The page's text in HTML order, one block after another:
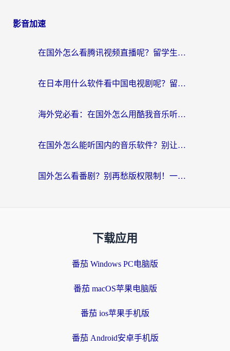
影音加速
在国外怎么看腾讯视频直播呢？留学生亲测有效的回国加速指南
在日本用什么软件看中国电视剧呢？留学生亲测有效的回国加速方案
海外党必看：在国外怎么用酷我音乐听音乐？告别“地区不支持”的实用指南
在国外怎么能听国内的音乐软件？别让版权限制断了你的“中文歌单”
国外怎么看番剧？别再愁版权限制！一个工具解决所有回国追剧难题
下载应用
番茄 Windows PC电脑版
番茄 macOS苹果电脑版
番茄 ios苹果手机版
番茄 Android安卓手机版